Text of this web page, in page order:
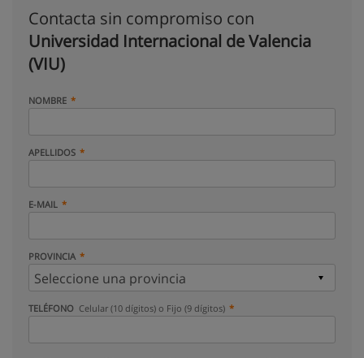
Contacta sin compromiso con
Universidad Internacional de Valencia
(VIU)
NOMBRE
APELLIDOS
E-MAIL
PROVINCIA
TELÉFONO Celular (10 dígitos) o Fijo (9 dígitos)